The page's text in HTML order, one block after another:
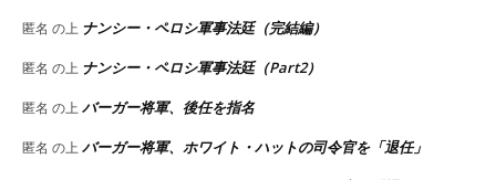
匿名 の上 ナンシー・ペロシ軍事法廷（完結編）
匿名 の上 ナンシー・ペロシ軍事法廷（Part2）
匿名 の上バーガー将軍、後任を指名
匿名 の上バーガー将軍、ホワイト・ハットの司令官を「退任」